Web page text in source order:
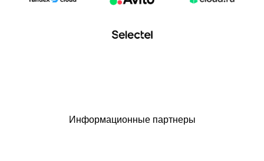
Информационные партнеры